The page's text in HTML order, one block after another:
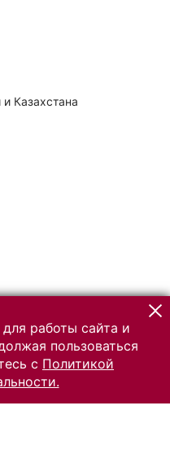
Казахстана
работы сайта и
пользоваться
с Политикой